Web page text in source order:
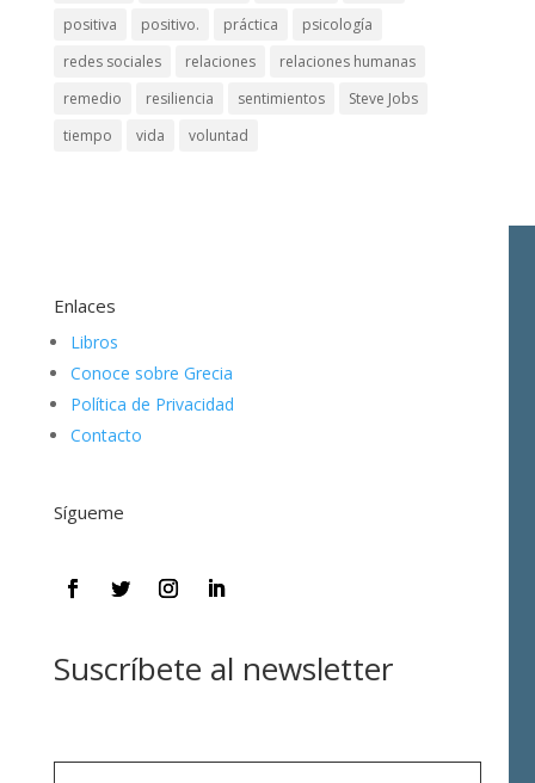
positiva
positivo. práctica
psicología
redes sociales
relaciones
relaciones humanas
remedio
resiliencia sentimientos
Steve Jobs
tiempo
vida voluntad
Enlaces
Libros
Conoce sobre Grecia
Política de Privacidad
Contacto
Sígueme
Suscríbete al newsletter